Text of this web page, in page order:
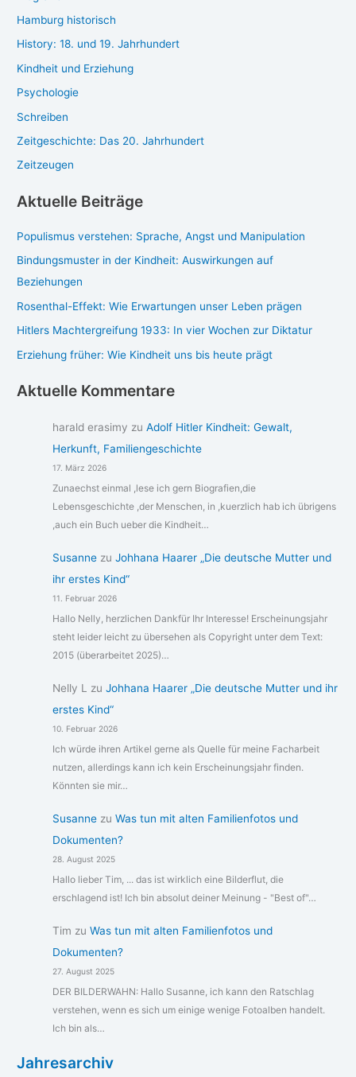
n
Hamburg historisch
History: 18. und 19. Jahrhundert
Kindheit und Erziehung
Psychologie
Schreiben
Zeitgeschichte: Das 20. Jahrhundert
Zeitzeugen
Aktuelle Beiträge
Populismus verstehen: Sprache, Angst und Manipulation
Bindungsmuster in der Kindheit: Auswirkungen auf
Beziehungen
Rosenthal-Effekt: Wie Erwartungen unser Leben prägen
Hitlers Machtergreifung 1933: In vier Wochen zur Diktatur
Erziehung früher: Wie Kindheit uns bis heute prägt
Aktuelle Kommentare
harald erasimy zu Adolf Hitler Kindheit: Gewalt,
Herkunft, Familiengeschichte
17. März 2026
Zunaechst einmal ,lese ich gern Biografien,die
Lebensgeschichte ,der Menschen, in ,kuerzlich hab ich übrigens
,auch ein Buch ueber die Kindheit…
Susannezu Johhana Haarer „Die deutsche Mutter und
ihr erstes Kind“
11. Februar 2026
Hallo Nelly, herzlichen Dankfür Ihr Interesse! Erscheinungsjahr
steht leider leicht zu übersehen als Copyright unter dem Text:
2015 (überarbeitet 2025)…
Nelly L zu Johhana Haarer „Die deutsche Mutter und ihr
erstes Kind“
10. Februar 2026
Ich würde ihren Artikel gerne als Quelle für meine Facharbeit
nutzen, allerdings kann ich kein Erscheinungsjahr finden.
Könnten sie mir…
Susannezu Was tun mit alten Familienfotos und
Dokumenten?
28. August 2025
Hallo lieber Tim, ... das ist wirklich eine Bilderflut, die
erschlagend ist! Ich bin absolut deiner Meinung - "Best of"…
Tim zu Was tun mit alten Familienfotos und
Dokumenten?
27. August 2025
DER BILDERWAHN: Hallo Susanne, ich kann den Ratschlag
verstehen, wenn es sich um einige wenige Fotoalben handelt.
Ich bin als…
Jahresarchiv